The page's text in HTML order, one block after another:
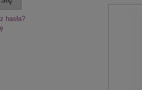
hasła?